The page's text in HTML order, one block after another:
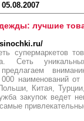
05.08.2007
лучшие
супермаркетов
Сеть
наименований
Китая,
закупок ведет